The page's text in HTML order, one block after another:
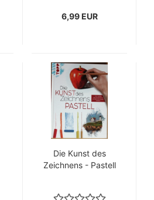
6,99 EUR
Die Kunst des
Zeichnens - Pastell